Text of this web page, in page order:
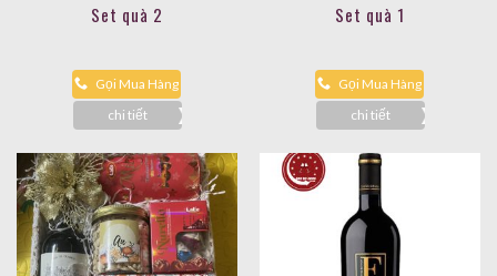
Set quà 2
Gọi Mua Hàng
chi tiết
Set quà 1
Gọi Mua Hàng
chi tiết